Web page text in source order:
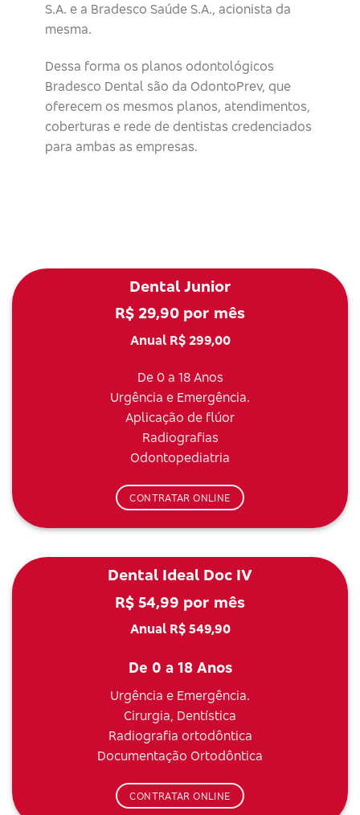
S.A. e a Bradesco Saúde S.A., acionista da
mesma.
Dessa forma os planos odontológicos
Bradesco Dental são da OdontoPrev, que
oferecem os mesmos planos, atendimentos,
coberturas e rede de dentistas credenciados
para ambas as empresas.
Dental Junior
R$ 29,90 por mês
Anual R$ 299,00
De 0 a 18 Anos
Urgência e Emergência.
Aplicação de flúor
Radiografias
Odontopediatria
CONTRATAR ONLINE
Dental Ideal Doc IV
R$ 54,99 por mês
Anual R$ 549,90
De 0 a 18 Anos
Urgência e Emergência.
Cirurgia, Dentística
Radiografia ortodôntica
Documentação Ortodôntica
CONTRATAR ONLINE